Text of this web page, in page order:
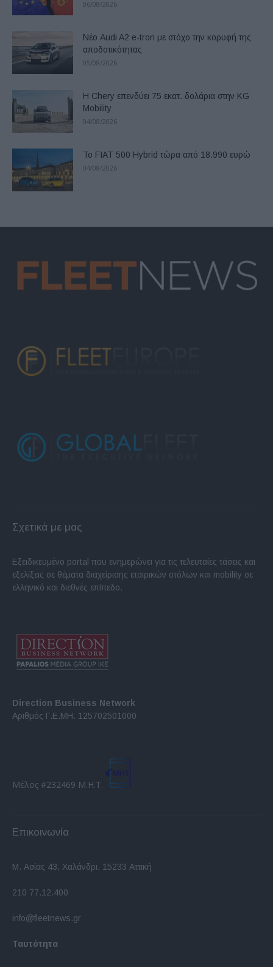
06/08/2026
Νέο Audi A2 e-tron με στόχο την κορυφή της
αποδοτικότητας
05/08/2026
Η Chery επενδύει 75 εκατ. δολάρια στην KG
Mobility
04/08/2026
Το FIAT 500 Hybrid τώρα από 18.990 ευρώ
04/08/2026
Σχετικά με μας
Εξειδικευμένο portal που ενημερώνει για τις τελευταίες τάσεις και
εξελίξεις σε θέματα διαχείρισης εταιρικών στόλων και mobility σε
ελληνικό και διεθνές επίπεδο.
Direction Business Network
Αριθμός Γ.Ε.ΜΗ. 125702501000
Μέλος #232469 Μ.Η.Τ.
Επικοινωνία
Μ. Ασίας 43, Χαλάνδρι, 15233 Αττική
210 77.12.400
info@fleetnews.gr
Ταυτότητα